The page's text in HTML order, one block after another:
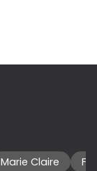
Marie Claire